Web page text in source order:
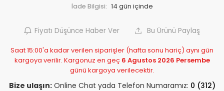
İade Bilgisi:
Fiyatı Düşünce Haber Ver Bu Ürünü Paylaş
Saat 15:00'a kadar verilen siparişler (hafta sonu hariç) aynı gün
kargoya verilir. Kargonuz en geç 6 Agustos 2026 Persembe
günü kargoya verilecektir.
Bize ulaşın:Online Chat yada Telefon Numaramız: 0 (312)